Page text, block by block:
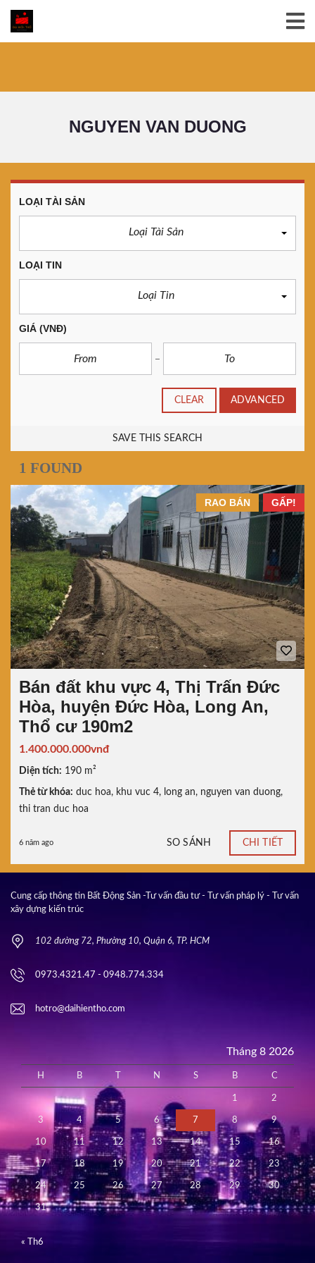
NGUYEN VAN DUONG
LOẠI TÀI SẢN
Loại Tài Sản
LOẠI TIN
Loại Tin
GIÁ (VNĐ)
CLEAR ADVANCED
SAVE THIS SEARCH
1 FOUND
GẤP!
RAO BÁN
Bán đất khu vực 4, Thị Trấn Đức
Hòa, huyện Đức Hòa, Long An,
Thổ cư 190m2
1.400.000.000vnđ
Diện tích: 190 m²
Thẻ từ khóa: duc hoa, khu vuc 4, long an, nguyen van duong,
thi tran duc hoa
6 năm ago SO SÁNH CHI TIẾT
Cung cấp thông tin Bất Động Sản -Tư vấn đầu tư - Tư vấn pháp lý - Tư vấn
xây dựng kiến trúc
102 đường 72, Phường 10, Quận 6, TP. HCM
0973.4321.47 - 0948.774.334
hotro@daihientho.com
Tháng 8 2026
H B N S B C
1 2
3 4 5 6 7 8 9
10 11 12 13 14 15 16
17 18 19 20 21 22 23
24 25 26 27 28 29 30
31
« Th6